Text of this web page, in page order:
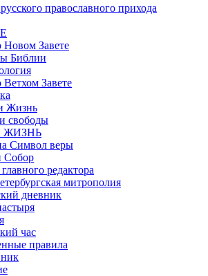
православного прихода
Новом Завете
Библии
Ветхом Завете
Жизнь
свободы
ЖИЗНЬ
Символ веры
Собор
редактора
митрополия
дневник
час
правила